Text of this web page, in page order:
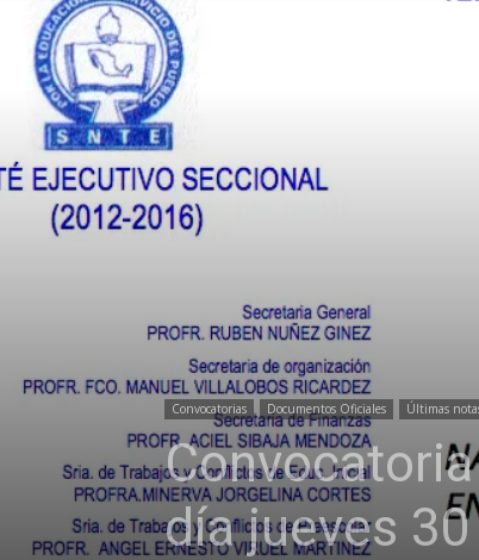
Convocatorias Documentos Oficiales Últimas
día jueves